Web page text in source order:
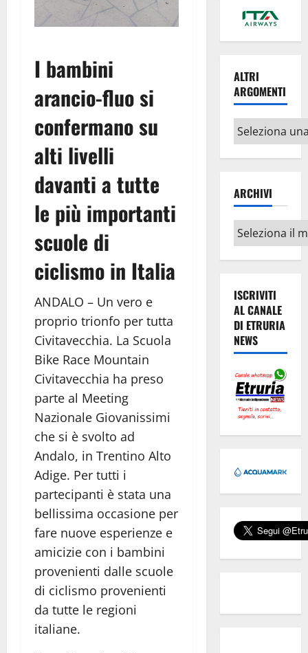
I bambini
arancio-fluo si
confermano su
alti livelli
davanti a tutte
le più importanti
scuole di
ciclismo in Italia
ANDALO – Un vero e
proprio trionfo per tutta
Civitavecchia. La Scuola
Bike Race Mountain
Civitavecchia ha preso
parte al Meeting
Nazionale Giovanissimi
che si è svolto ad
Andalo, in Trentino Alto
Adige. Per tutti i
partecipanti è stata una
bellissima occasione per
fare nuove esperienze e
amicizie con i bambini
provenienti dalle scuole
di ciclismo provenienti
da tutte le regioni
italiane.
ALTRI
ARGOMENTI
Altri
argomenti
ARCHIVI
Archivi
ISCRIVITI
AL CANALE
DI ETRURIA
NEWS